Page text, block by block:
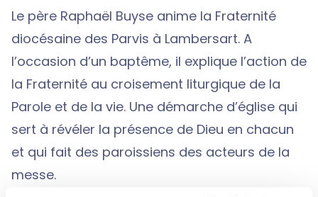
Le père Raphaël Buyse anime la Fraternité
diocésaine des Parvis à Lambersart. A
l’occasion d’un baptême, il explique l’action de
la Fraternité au croisement liturgique de la
Parole et de la vie. Une démarche d’église qui
sert à révéler la présence de Dieu en chacun
et qui fait des paroissiens des acteurs de la
messe.